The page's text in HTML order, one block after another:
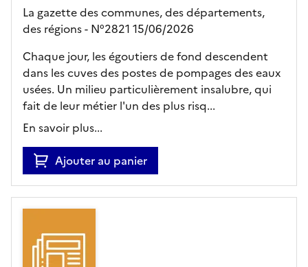
La gazette des communes, des départements,
des régions - N°2821 15/06/2026
Chaque jour, les égoutiers de fond descendent
dans les cuves des postes de pompages des eaux
usées. Un milieu particulièrement insalubre, qui
fait de leur métier l'un des plus risq...
En savoir plus...
Ajouter au panier